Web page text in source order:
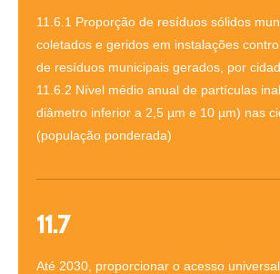
11.6.1 Proporção de resíduos sólidos
coletados e geridos em instalações
de resíduos municipais gerados, por
11.6.2 Nível médio anual de partículas
diâmetro inferior a 2,5 µm e 10 µm) nas
(população ponderada)
11.7
Até 2030, proporcionar o acesso